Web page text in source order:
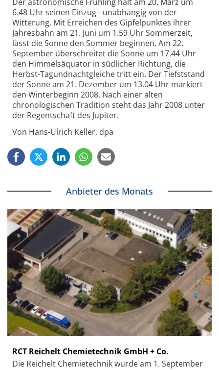
6.48 Uhr seinen Einzug - unabhängig von der
Witterung. Mit Erreichen des Gipfelpunktes ihrer
Jahresbahn am 21. Juni um 1.59 Uhr Sommerzeit,
lässt die Sonne den Sommer beginnen. Am 22.
September überschreitet die Sonne um 17.44 Uhr
den Himmelsäquator in südlicher Richtung, die
Herbst-Tagundnachtgleiche tritt ein. Der Tiefststand
der Sonne am 21. Dezember um 13.04 Uhr markiert
den Winterbeginn 2008. Nach einer alten
chronologischen Tradition steht das Jahr 2008 unter
der Regentschaft des Jupiter.
Von Hans-Ulrich Keller, dpa
Anbieter des Monats
RCT Reichelt Chemietechnik GmbH + Co.
Die Reichelt Chemietechnik wurde am 1. September